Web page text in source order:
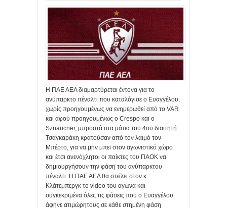
Η ΠΑΕ ΑΕΛ διαμαρτύρεται έντονα για το
ανύπαρκτο πέναλτι που καταλόγισε ο Ευαγγέλου,
χωρίς προηγουμένως να ενημερωθεί από το VAR
και αφού προηγουμένως ο Crespo και ο
Sznaucner, μπροστά στα μάτια του 4ου διαιτητή
Τσαγκαράκη κρατούσαν από τον λαιμό τον
Μπέρτο, για να μην μπει στον αγωνιστικό χώρο
και έτσι ανενόχλητοι οι παίκτες του ΠΑΟΚ να
δημιουργήσουν την φάση του ανύπαρκτου
πέναλτι. Η ΠΑΕ ΑΕΛ θα στείλει στον κ.
Κλάτεμπεργκ το video του αγώνα και
συγκεκριμένα όλες τις φάσεις που ο Ευαγγέλου
άφηνε ατιμώρητους σε κάθε στημένη φάση